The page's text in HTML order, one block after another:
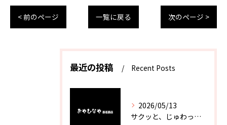
< 前のページ 一覧に戻る 次のページ >
最近の投稿 Recent Posts
2026/05/13
サクッと、じゅわっと。瀬戸内が香るカキフライ